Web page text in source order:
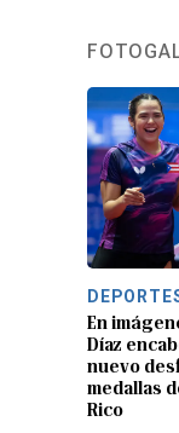
En
Díaz
nuevo
medallas
Rico